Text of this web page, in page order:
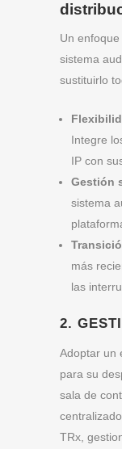
Un
sistema
sustituirlo
Integre
IP con
Gestión
sistema
más
las
2.
Adoptar un
para su
sala de
TRx,